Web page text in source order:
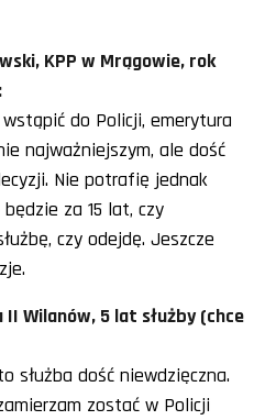
KPP w Mrągowie, rok
do Policji, emerytura
najważniejszym, ale dość
Nie potrafię jednak
za 15 lat, czy
czy odejdę. Jeszcze
Wilanów, 5 lat służby (chce
służba dość niewdzięczna.
zostać w Policji